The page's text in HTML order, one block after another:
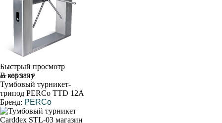
Быстрый просмотр
В корзину
от 485 587 ₽
Тумбовый турникет-
трипод PERCo TTD 12A
Бренд: PERCo